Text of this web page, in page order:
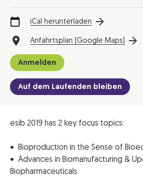
iCal herunterladen
Anfahrtsplan (Google Maps)
Anmelden
Auf dem Laufenden bleiben
esib 2019 has 2 key focus topics:
• Bioproduction in the Sense of
• Advances in Biomanufacturing &
Biopharmaceuticals